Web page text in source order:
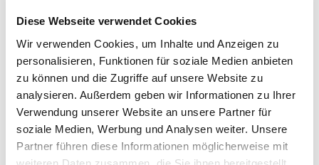
Diese Webseite verwendet Cookies
Wir verwenden Cookies, um Inhalte und Anzeigen zu
personalisieren, Funktionen für soziale Medien anbieten
zu können und die Zugriffe auf unsere Website zu
analysieren. Außerdem geben wir Informationen zu Ihrer
Verwendung unserer Website an unsere Partner für
soziale Medien, Werbung und Analysen weiter. Unsere
Partner führen diese Informationen möglicherweise mit
MPlus MultiVorstrich 10,0
kg EC1 Plus & Blauer
Engel NEU
8001-003349
MPlus MultiVorstrich 5,0 kg
EC1 Plus & Blauer Engel
NEU
8001-003350
Bitte einloggen, um Preise zu